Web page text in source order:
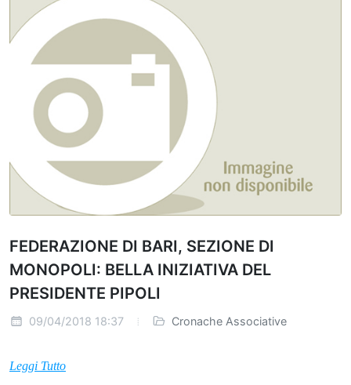
FEDERAZIONE DI BARI, SEZIONE DI
MONOPOLI: BELLA INIZIATIVA DEL
PRESIDENTE PIPOLI
09/04/2018 18:37 Cronache Associative
Leggi Tutto